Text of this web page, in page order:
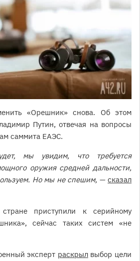
«Орешник» снова. Об этом
Путин, отвечая на вопросы
саммита ЕАЭС.
мы увидим, что требуется
оружия средней дальности,
Но мы не спешим, —сказал
приступили к серийному
сейчас таких систем «не
эксперт раскрылвыбор цели